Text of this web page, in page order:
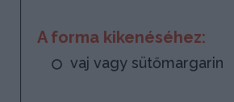
A forma kikenéséhez:
vaj vagy sütőmargarin